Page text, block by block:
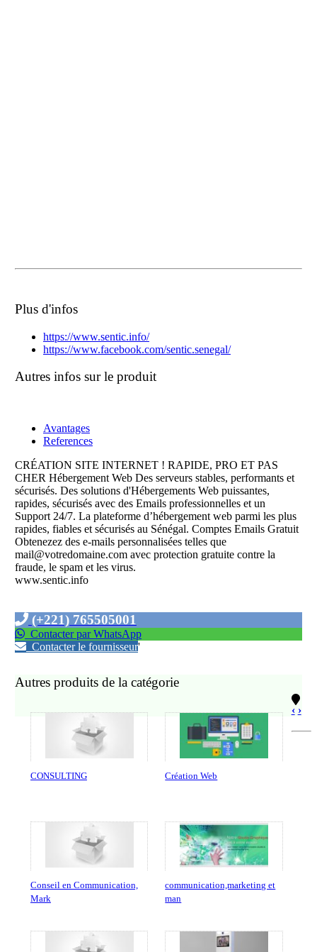
Plus d'infos
https://www.sentic.info/
https://www.facebook.com/sentic.senegal/
Autres infos sur le produit
Avantages
References
CRÉATION SITE INTERNET ! RAPIDE, PRO ET PAS
CHER Hébergement Web Des serveurs stables, performants et
sécurisés. Des solutions d'Hébergements Web puissantes,
rapides, sécurisés avec des Emails professionnelles et un
Support 24/7. La plateforme d’hébergement web parmi les plus
rapides, fiables et sécurisés au Sénégal. Comptes Emails Gratuit
Obtenezez des e-mails personnalisées telles que
mail@votredomaine.com avec protection gratuite contre la
fraude, le spam et les virus.
www.sentic.info
(+221) 765505001
Contacter par WhatsApp
Contacter le fournisseur'
Autres produits de la catégorie
CONSULTING Création Web
Conseil en Communication,
Mark
communication,marketing et
man
‹ ›